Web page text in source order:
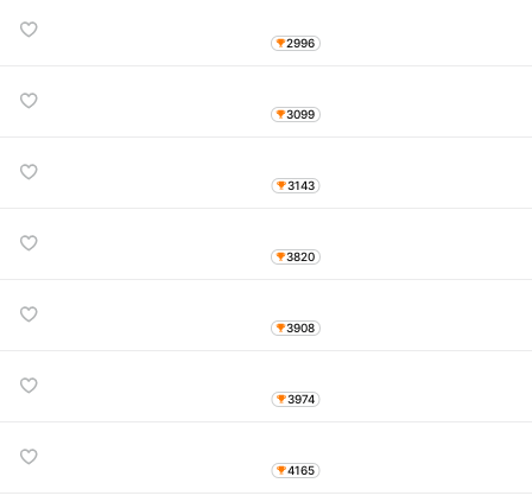
2996
3099
3143
3820
3908
3974
4165